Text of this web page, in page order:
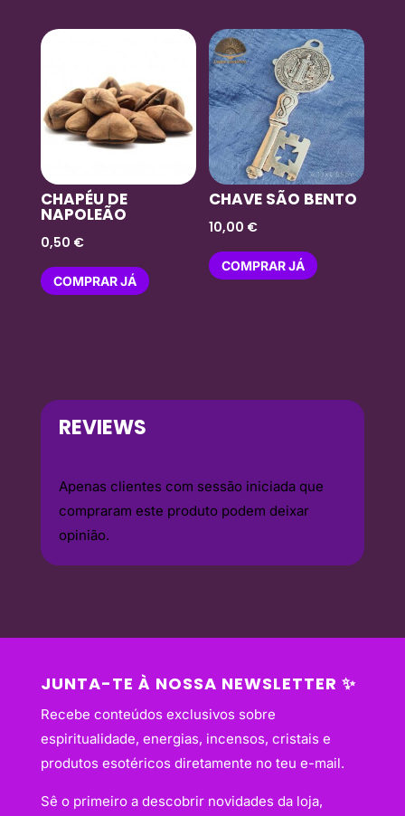
CHAPÉU DE
NAPOLEÃO
0,50 €
COMPRAR JÁ
CHAVE SÃO BENTO
10,00 €
COMPRAR JÁ
REVIEWS
Apenas clientes com sessão iniciada que
compraram este produto podem deixar
opinião.
JUNTA-TE À NOSSA NEWSLETTER ✨
Recebe conteúdos exclusivos sobre
espiritualidade, energias, incensos, cristais e
produtos esotéricos diretamente no teu e-mail.
Sê o primeiro a descobrir novidades da loja,